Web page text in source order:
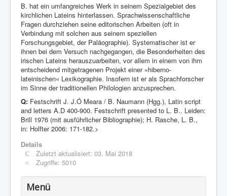
B. hat ein umfangreiches Werk in seinem Spezialgebiet des
kirchlichen Lateins hinterlassen. Sprachwissenschaftliche
Fragen durchziehen seine editorischen Arbeiten (oft in
Verbindung mit solchen aus seinem speziellen
Forschungsgebiet, der Paläographie). Systematischer ist er
ihnen bei dem Versuch nachgegangen, die Besonderheiten des
irischen Lateins herauszuarbeiten, vor allem in einem von ihm
entscheidend mitgetragenen Projekt einer »hiberno-
lateinischen« Lexikographie. Insofern ist er als Sprachforscher
im Sinne der traditionellen Philologien anzusprechen.
Q: Festschrift J. J.Ó Meara / B. Naumann (Hgg.), Latin script
and letters A.D 400-900. Festschrift presented to L. B.. Leiden:
Brill 1976 (mit ausführlicher Bibliographie); H. Rasche, L. B.,
in: Holfter 2006: 171-182.>
Details
Zuletzt aktualisiert: 03. Mai 2018
Zugriffe: 5010
Menü